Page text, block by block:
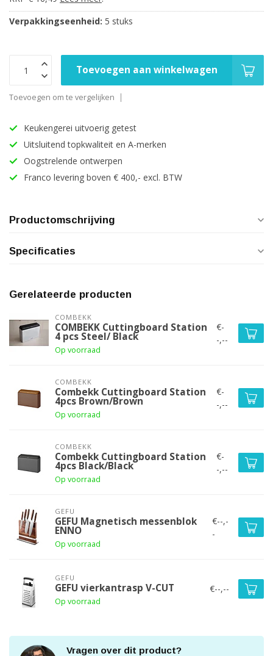
Verpakkingseenheid: 5 stuks
Toevoegen aan winkelwagen
Toevoegen om te vergelijken
Keukengerei uitvoerig getest
Uitsluitend topkwaliteit en A-merken
Oogstrelende ontwerpen
Franco levering boven € 400,- excl. BTW
Productomschrijving
Specificaties
Gerelateerde producten
COMBEKK
COMBEKK Cuttingboard Station
4 pcs Steel/ Black
Op voorraad
€-
-,--
COMBEKK
Combekk Cuttingboard Station
4pcs Brown/Brown
Op voorraad
€-
-,--
COMBEKK
Combekk Cuttingboard Station
4pcs Black/Black
Op voorraad
€-
-,--
GEFU
GEFU Magnetisch messenblok
ENNO
Op voorraad
€--,-
-
GEFU
GEFU vierkantrasp V-CUT
Op voorraad
€--,--
Vragen over dit product?